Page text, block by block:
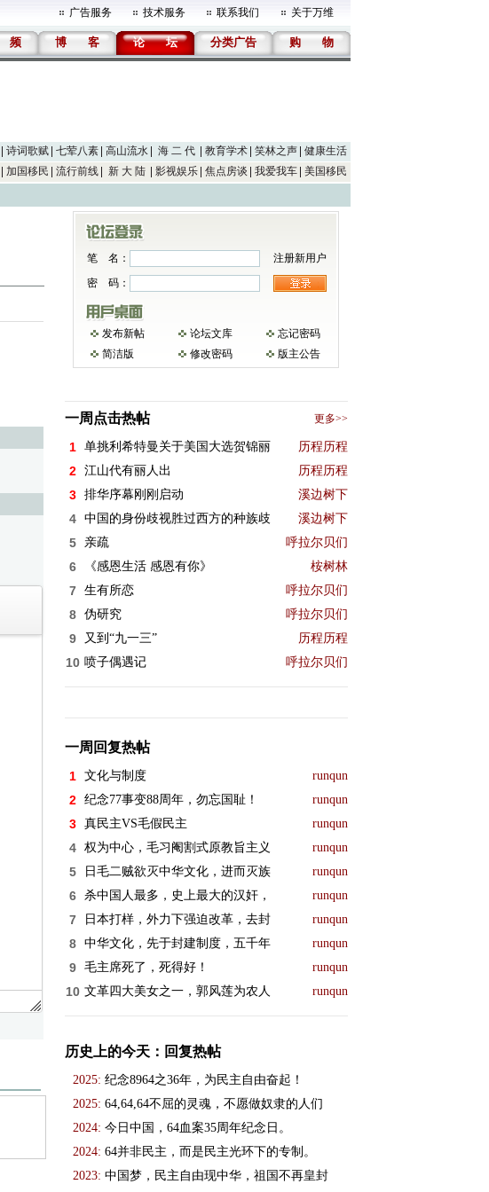
广告服务 技术服务 联系我们 关于万维
频 博 客 论 坛 分类广告 购 物
诗词歌赋 七荤八素 高山流水 海 二 代 教育学术 笑林之声
健康生活
加国移民 流行前线 新 大 陆 影视娱乐 焦点房谈 我爱我车 美国移民
笔 名：
注册新用户
密 码：
发布新帖 论坛文库
忘记密码
简洁版
修改密码 版主公告
一周点击热帖 更多>>
1 单挑利希特曼关于美国大选贺锦丽 历程历程
2 江山代有丽人出 历程历程
3 排华序幕刚刚启动 溪边树下
4 中国的身份歧视胜过西方的种族歧 溪边树下
5 亲疏 呼拉尔贝们
6 《感恩生活 感恩有你》 桉树林
7 生有所恋 呼拉尔贝们
8 伪研究 呼拉尔贝们
9 又到“九一三” 历程历程
10 喷子偶遇记 呼拉尔贝们
一周回复热帖
1 文化与制度 runqun
2 纪念77事变88周年，勿忘国耻！ runqun
3 真民主VS毛假民主 runqun
4 权为中心，毛习阉割式原教旨主义 runqun
5 日毛二贼欲灭中华文化，进而灭族 runqun
6 杀中国人最多，史上最大的汉奸， runqun
7 日本打样，外力下强迫改革，去封 runqun
8 中华文化，先于封建制度，五千年 runqun
9 毛主席死了，死得好！ runqun
10 文革四大美女之一，郭风莲为农人 runqun
历史上的今天：回复热帖
2025: 纪念8964之36年，为民主自由奋起！
2025: 64,64,64不屈的灵魂，不愿做奴隶的人们
2024: 今日中国，64血案35周年纪念日。
2024: 64并非民主，而是民主光环下的专制。
2023: 中国梦，民主自由现中华，祖国不再皇封